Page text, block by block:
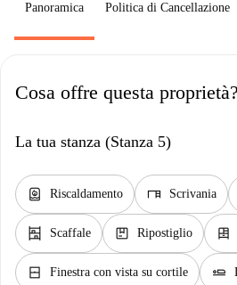
Panoramica Politica di Cancellazione
Cosa offre questa proprietà?
La tua stanza (Stanza 5)
water_heater Riscaldamento desk Scrivania
shelves Scaffale package Ripostiglio dresser
window_closed Finestra con vista su cortile airline_seat_flat